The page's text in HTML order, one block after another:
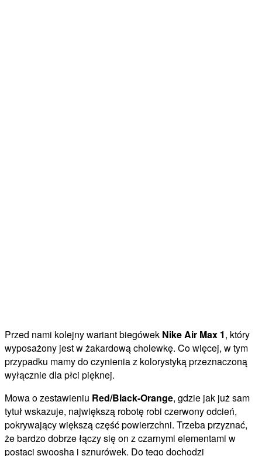
Przed nami kolejny wariant biegówek Nike Air Max 1, który
wyposażony jest w żakardową cholewkę. Co więcej, w tym
przypadku mamy do czynienia z kolorystyką przeznaczoną
wyłącznie dla płci pięknej.
Mowa o zestawieniu Red/Black-Orange, gdzie jak już sam
tytuł wskazuje, największą robotę robi czerwony odcień,
pokrywający większą część powierzchni. Trzeba przyznać,
że bardzo dobrze łączy się on z czarnymi elementami w
postaci swoosha i sznurówek. Do tego dochodzi